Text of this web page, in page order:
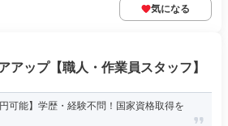
気になる
アップ【職人・作業員スタッフ】
可能】学歴・経験不問！国家資格取得を